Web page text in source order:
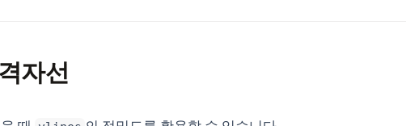
자선